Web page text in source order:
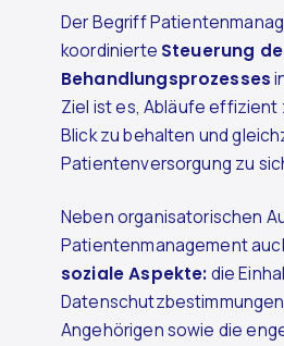
Der Begriff
koordinierte Steuerung
Behandlungsprozesses
Ziel ist es, Abläufe effizient
Blick zu behalten und
Patientenversorgung zu
Neben organisatorischen
Patientenmanagement
soziale Aspekte:die
Angehörigen sowie die